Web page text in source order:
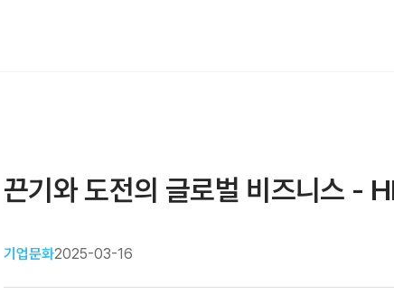
끈기와 도전의 글로벌 비즈니스 -
기업문화2025-03-16